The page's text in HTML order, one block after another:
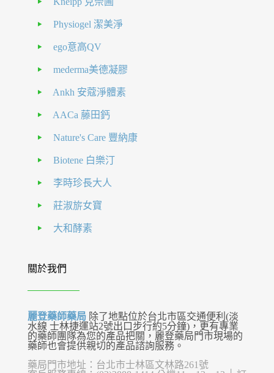
Physiogel 潔美淨
ego意高QV
mederma美德凝膠
Ankh 安蔻淨體素
AACa 藤田鈣
Nature's Care 豐納康
Biotene 白樂汀
李時珍長大人
莊淑旂女寶
大和酵素
關於我們
麗登藥師藥局 除了地點位於台北市區交通便利(淡
水線 士林捷運站2號出口步行約5分鐘)，更有專業
的藥師團隊為您的產品把關，麗登藥局門市現場的
藥師也會提供親切的產品諮詢服務。
藥局門市地址：台北市士林區文林路261號